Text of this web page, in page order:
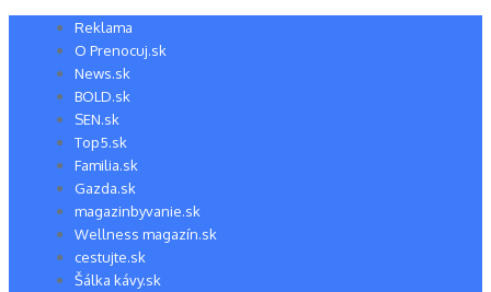
Preskočiť Reklama
O Prenocuj.sk
News.sk
BOLD.sk
SEN.sk
Top5.sk
Familia.sk
Gazda.sk
magazinbyvanie.sk
Wellness magazín.sk
cestujte.sk
Šálka kávy.sk